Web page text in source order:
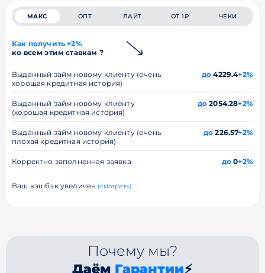
МАКС ОПТ ЛАЙТ ОТ 1₽ ЧЕКИ
Как получить +2%
ко всем этим ставкам ?
Выданный займ новому клиенту (очень
хорошая кредитная история)
до 4229.4+2%
Выданный займ новому клиенту
(хорошая кредитная история)
до 2054.28+2%
Выданный займ новому клиенту (очень
плохая кредитная история)
до 226.57+2%
Корректно заполненная заявка до 0+2%
Ваш кэшбэк увеличен (смотреть)
Почему мы?
Даём Гарантии⚡